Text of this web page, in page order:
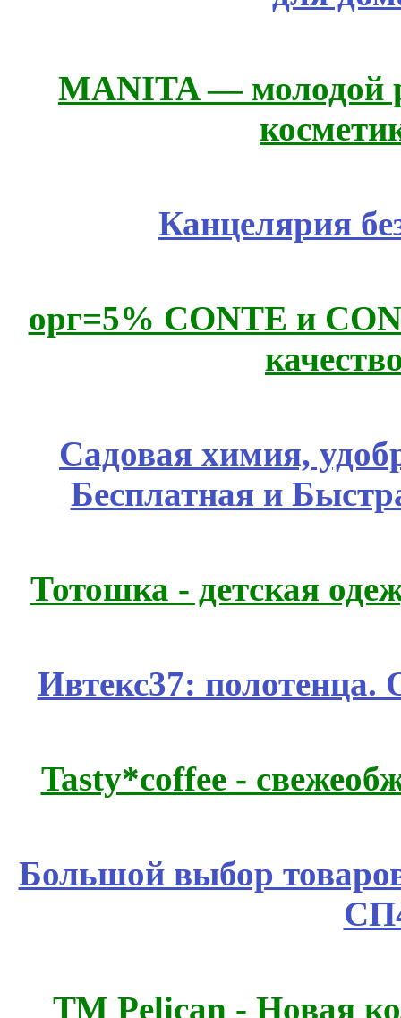
MANITA — молодой
Канцелярия
орг=5% CONTE и
Садовая химия,
Бесплатная и
Тотошка - детская
Ивтекс37:
Tasty*coffee -
Большой выбор
ТМ Pelican - Новая